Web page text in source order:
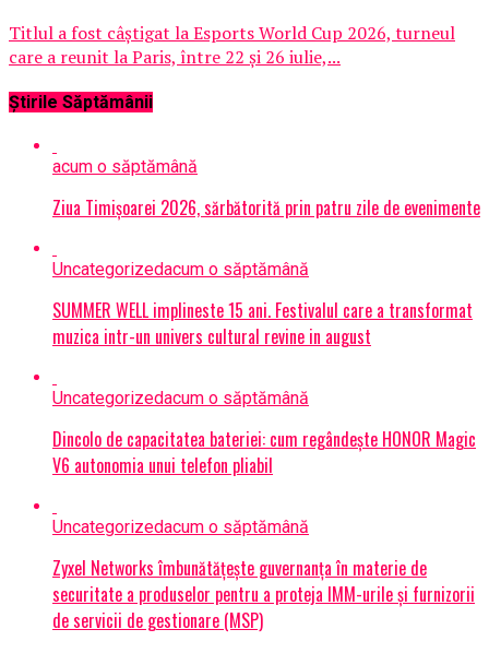
Titlul a fost câștigat la Esports World Cup 2026, turneul
care a reunit la Paris, între 22 și 26 iulie,...
Știrile Săptămânii
acum o săptămână
Ziua Timișoarei 2026, sărbătorită prin patru zile de evenimente
Uncategorizedacum o săptămână
SUMMER WELL implineste 15 ani. Festivalul care a transformat
muzica intr-un univers cultural revine in august
Uncategorizedacum o săptămână
Dincolo de capacitatea bateriei: cum regândește HONOR Magic
V6 autonomia unui telefon pliabil
Uncategorizedacum o săptămână
Zyxel Networks îmbunătățește guvernanța în materie de
securitate a produselor pentru a proteja IMM-urile și furnizorii
de servicii de gestionare (MSP)